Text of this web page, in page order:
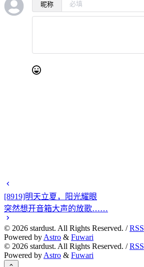
昵称
[8919]明天立夏，阳光耀眼
突然想开音箱大声的放歌……
© 2026 stardust. All Rights Reserved. /RSS
Powered by Astro & Fuwari
© 2026 stardust. All Rights Reserved. /RSS
Powered by Astro & Fuwari